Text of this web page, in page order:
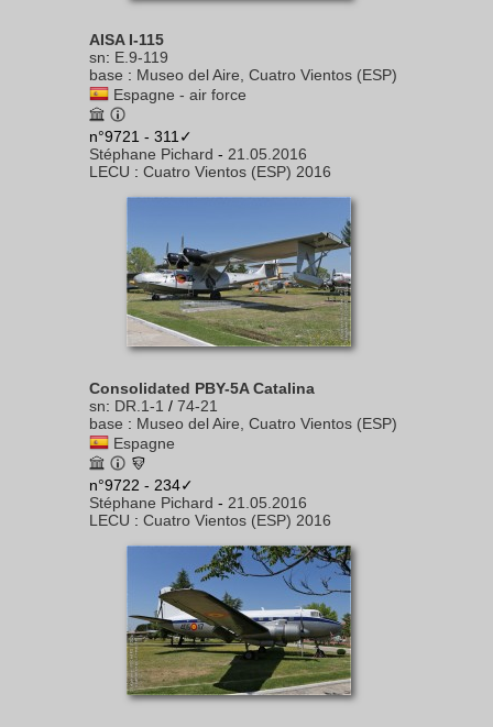
AISA I-115
sn: E.9-119
base : Museo del Aire, Cuatro Vientos (ESP)
Espagne - air force
n°9721 - 311✓
Stéphane Pichard - 21.05.2016
LECU : Cuatro Vientos (ESP) 2016
Consolidated PBY-5A Catalina
sn: DR.1-1 / 74-21
base : Museo del Aire, Cuatro Vientos (ESP)
Espagne
n°9722 - 234✓
Stéphane Pichard - 21.05.2016
LECU : Cuatro Vientos (ESP) 2016